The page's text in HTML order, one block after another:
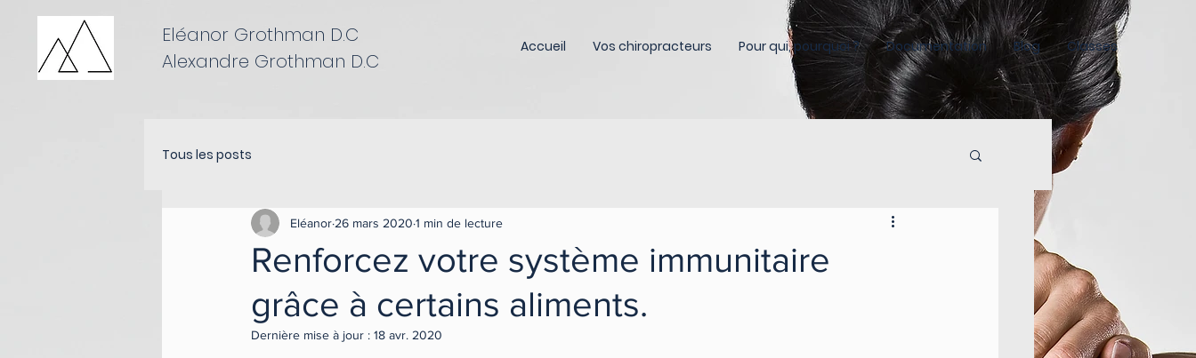
Accueil Vos chiropracteurs Pour qui, pourquoi ? Documentation Blog Classes
Eléanor Grothman D.C
Alexandre Grothman D.C
Tous les posts
Renforcez votre système immunitaire
grâce à certains aliments.
Eléanor 26 mars 2020 1 min de lecture
Dernière mise à jour : 18 avr. 2020